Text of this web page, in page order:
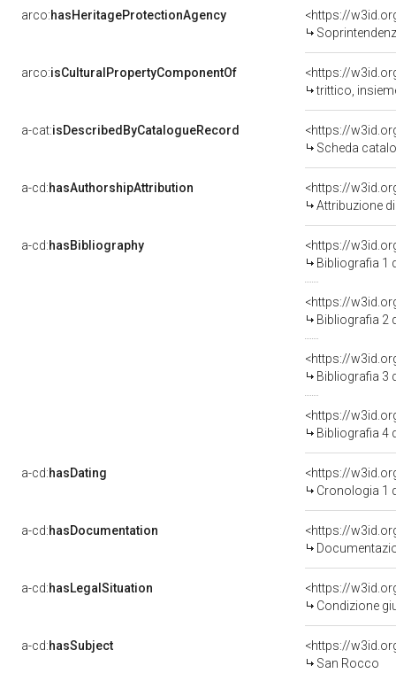
arco:hasHeritageProtectionAgency
<https://
Soprintendenza
arco:isCulturalPropertyComponentOf
<https://
trittico,
a-cat:isDescribedByCatalogueRecord
<https://
Scheda
a-cd:hasAuthorshipAttribution
Attribuzione
a-cd:hasBibliography
<https://
Bibliografia 1
<https://
Bibliografia 2
<https://
Bibliografia 3
<https://
Bibliografia 4
a-cd:hasDating
<https://
Cronologia 1
a-cd:hasDocumentation
a-cd:hasLegalSituation
Condizione
a-cd:hasSubject
<https://
San Rocco